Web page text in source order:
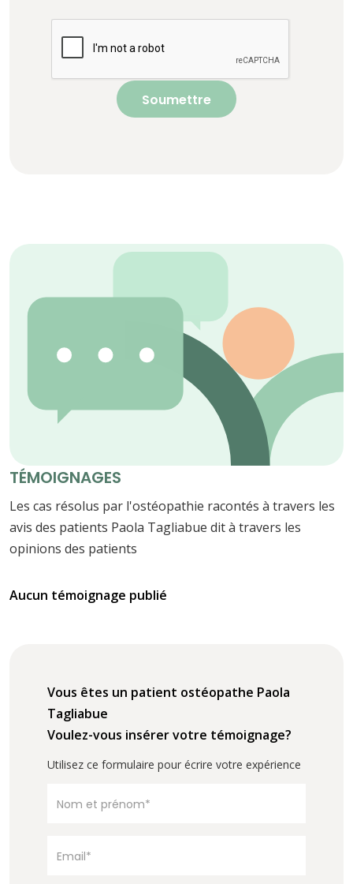
Soumettre
TÉMOIGNAGES
Les cas résolus par l'ostéopathie racontés à travers les
avis des patients Paola Tagliabue dit à travers les
opinions des patients
Aucun témoignage publié
Vous êtes un patient ostéopathe Paola
Tagliabue
Voulez-vous insérer votre témoignage?
Utilisez ce formulaire pour écrire votre expérience